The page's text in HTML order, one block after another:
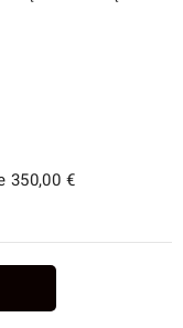
350,00 €